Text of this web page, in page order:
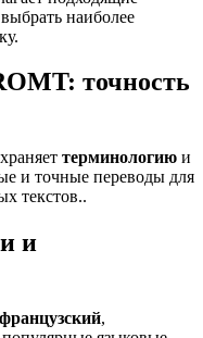
наиболее
точность
терминологию и
и точные переводы для
текстов..
и
,